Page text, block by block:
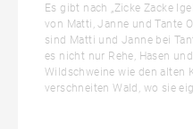
Es gibt nach „Zicke Zacke
von Matti, Janne und Tante
sind Matti und Janne bei
es nicht nur Rehe, Hasen
Wildschweine wie den alten
verschneiten Wald, wo sie